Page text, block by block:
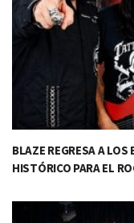
BLAZE REGRESA A LOS
HISTÓRICO PARA EL